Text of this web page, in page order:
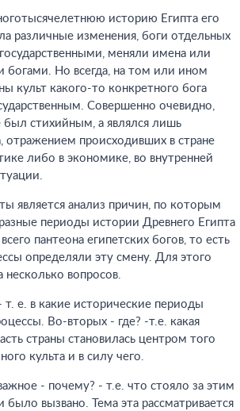
историю Египта его
различные изменения, боги отдельных
меняли имена или
богами. Но всегда, на том или ином
культ какого-то конкретного бога
Совершенно очевидно,
был стихийным, а являлся лишь
отражением происходивших в стране
либо в экономике, во внутренней
является анализ причин, по которым
периоды истории Древнего Египта
пантеона египетских богов, то есть
определяли эту смену. Для этого
несколько вопросов.
т. е. в какие исторические периоды
Во-вторых - где? -т.е. какая
страны становилась центром того
культа и в силу чего.
- почему? - т.е. что стояло за этим
вызвано. Тема эта рассматривается